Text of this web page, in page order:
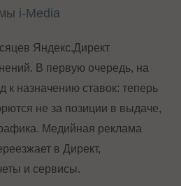
i-Media
Яндекс.Директ
В первую очередь, на
к назначению ставок: теперь
не за позиции в выдаче,
Медийная реклама
в Директ,
и сервисы.